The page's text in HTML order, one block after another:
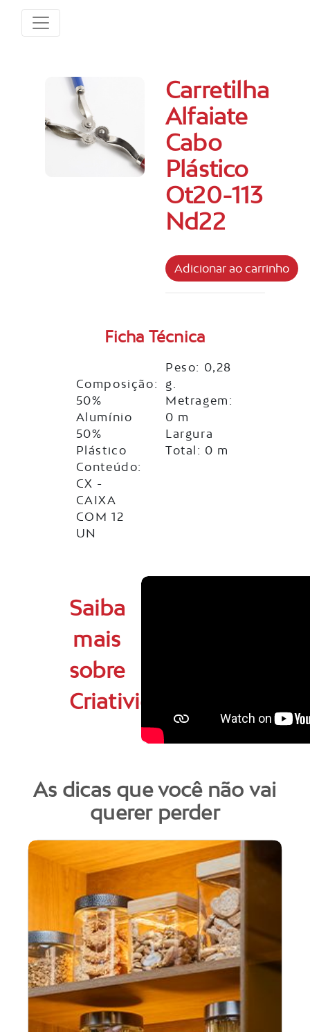
Carretilha
Alfaiate
Cabo
Plástico
Ot20-113
Nd22
Ficha Técnica
Composição:
50%
Alumínio
50%
Plástico
Conteúdo:
CX -
CAIXA
COM 12
UN
Peso: 0,28
g.
Metragem:
0 m
Largura
Total: 0 m
Saiba
mais
sobre
Criatividade
As dicas que você não vai
querer perder